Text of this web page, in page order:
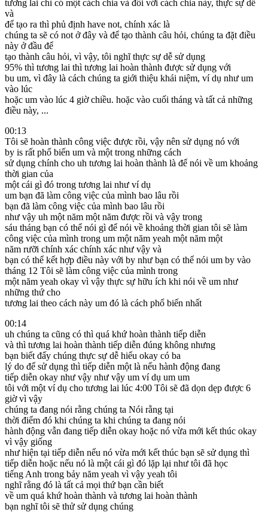
tương lai chỉ có một cách chia và đối với cách chia này, thực sự dễ
và
để tạo ra thì phủ định have not, chính xác là
chúng ta sẽ có not ở đây và để tạo thành câu hỏi, chúng ta đặt điều
này ở đầu để
tạo thành câu hỏi, vì vậy, tôi nghĩ thực sự dễ sử dụng
95% thì tương lai thì tương lai hoàn thành được sử dụng với
bu um, vì đây là cách chúng ta giới thiệu khái niệm, ví dụ như um
vào lúc
hoặc um vào lúc 4 giờ chiều. hoặc vào cuối tháng và tất cả những
điều này, ...
00:13
Tôi sẽ hoàn thành công việc được rồi, vậy nên sử dụng nó với
by is rất phổ biến um và một trong những cách
sử dụng chính cho uh tương lai hoàn thành là để nói về um khoảng
thời gian của
một cái gì đó trong tương lai như ví dụ
um bạn đã làm công việc của mình bao lâu rồi
bạn đã làm công việc của mình bao lâu rồi
như vậy uh một năm một năm được rồi và vậy trong
sáu tháng bạn có thể nói gì để nói về khoảng thời gian tôi sẽ làm
công việc của mình trong um một năm yeah một năm một
năm rưỡi chính xác chính xác như vậy và
bạn có thể kết hợp điều này với by như bạn có thể nói um by vào
tháng 12 Tôi sẽ làm công việc của mình trong
một năm yeah okay vì vậy thực sự hữu ích khi nói về um như
những thứ cho
tương lai theo cách này um đó là cách phổ biến nhất
00:14
uh chúng ta cũng có thì quá khứ hoàn thành tiếp diễn
và thì tương lai hoàn thành tiếp diễn đúng không nhưng
bạn biết đấy chúng thực sự dễ hiểu okay có ba
lý do để sử dụng thì tiếp diễn một là nếu hành động đang
tiếp diễn okay như vậy như vậy um ví dụ um um
tôi với một ví dụ cho tương lai lúc 4:00 Tôi sẽ đã dọn dẹp được 6
giờ vì vậy
chúng ta đang nói rằng chúng ta Nói rằng tại
thời điểm đó khi chúng ta khi chúng ta đang nói
hành động vẫn đang tiếp diễn okay hoặc nó vừa mới kết thúc okay
vì vậy giống
như hiện tại tiếp diễn nếu nó vừa mới kết thúc bạn sẽ sử dụng thì
tiếp diễn hoặc nếu nó là một cái gì đó lặp lại như tôi đã học
tiếng Anh trong bảy năm yeah vì vậy yeah tôi
nghĩ rằng đó là tất cả mọi thứ bạn cần biết
về um quá khứ hoàn thành và tương lai hoàn thành
bạn nghĩ tôi sẽ thử sử dụng chúng